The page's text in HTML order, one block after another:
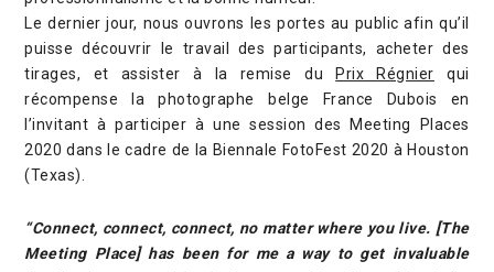
Le dernier jour, nous ouvrons les portes au public afin qu’il
puisse découvrir le travail des participants, acheter des
tirages, et assister à la remise du
Prix Régnier qui
récompense la photographe belge France Dubois en
l’invitant à participer à une session des Meeting Places
2020 dans le cadre de la Biennale FotoFest 2020 à Houston
(Texas).
“Connect, connect, connect, no matter where you live. [The
Meeting Place] has been for me a way to get invaluable